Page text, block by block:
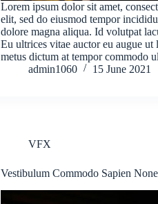
Lorem ipsum dolor sit amet,
elit, sed do eiusmod tempor
dolore magna aliqua. Id volutpat
Eu ultrices vitae auctor eu augue ut
metus dictum at tempor commodo
admin1060
15 June 2021
VFX
Vestibulum Commodo Sapien